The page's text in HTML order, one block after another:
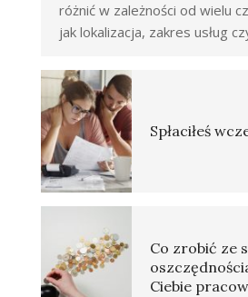
różnić w zależności od wielu
jak lokalizacja, zakres usług
Spłaciłeś
Co zrobić ze
Ciebie